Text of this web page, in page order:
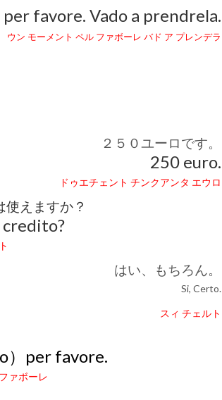
favore. Vado a prendrela.
ウン モーメント ペル ファボーレ バド ア プレンデラ
２５０ユーロです。
250 euro.
ドゥエチェント チンクアンタ エウロ
えますか？
はい、もちろん。
Si, Certo.
スィ チェルト
）per favore.
ァボーレ